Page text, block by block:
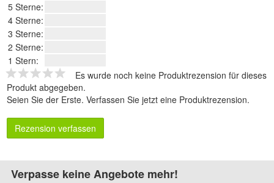
5 Sterne:
4 Sterne:
3 Sterne:
2 Sterne:
1 Stern:
Es wurde noch keine Produktrezension für dieses
Produkt abgegeben.
Seien Sie der Erste. Verfassen Sie jetzt eine Produktrezension.
Rezension verfassen
Verpasse keine Angebote mehr!